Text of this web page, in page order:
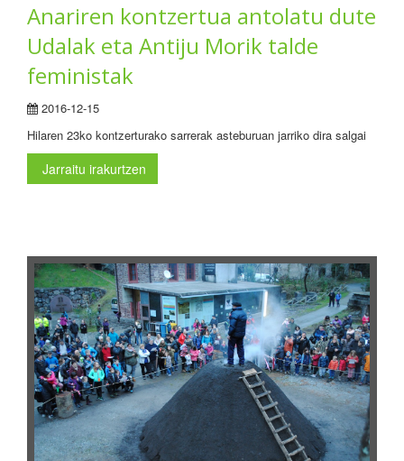
Anariren kontzertua antolatu dute
Udalak eta Antiju Morik talde
feministak
2016-12-15
Hilaren 23ko kontzerturako sarrerak asteburuan jarriko dira salgai
Jarraitu irakurtzen